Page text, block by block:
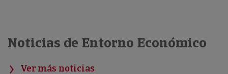
Noticias de Entorno Económico
Ver más noticias